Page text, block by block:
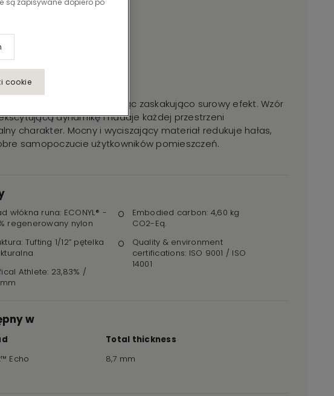
ulotność materii, tworząc zaskakująco surowy efekt. Wzór
dynamikę i nadaje każdej przestrzeni
charakter. Mocny i wyciszający materiał redukuje hałas,
samopoczucie użytkowników pomieszczeń.
włókna runa: ECONYL® -
regenerowany nylon
Tufting 1/12” pętelka
Athlete: 23,83% /
Embodied carbon: 4,60 kg
CO2-Eq.
Quality & environment
certifications: ISO 9001 / ISO
14001
w
Total thickness
Echo
8,7 mm
cookie